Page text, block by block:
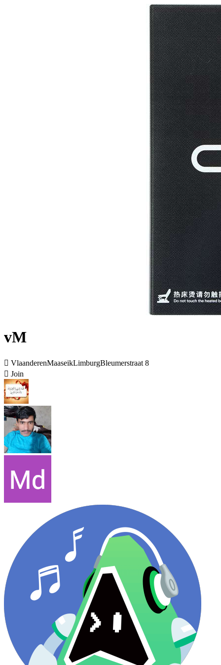
vM
 VlaanderenMaaseikLimburgBleumerstraat 8
 Join